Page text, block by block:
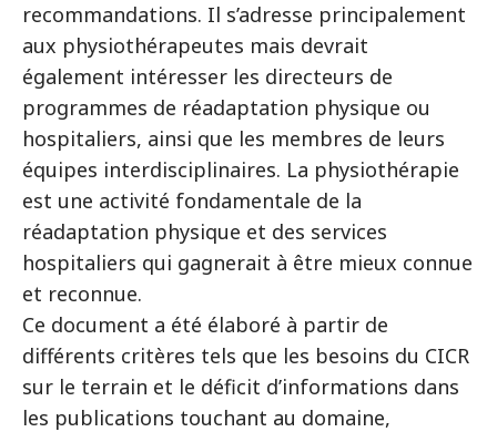
recommandations. Il s’adresse principalement
aux physiothérapeutes mais devrait
également intéresser les directeurs de
programmes de réadaptation physique ou
hospitaliers, ainsi que les membres de leurs
équipes interdisciplinaires. La physiothérapie
est une activité fondamentale de la
réadaptation physique et des services
hospitaliers qui gagnerait à être mieux connue
et reconnue.
Ce document a été élaboré à partir de
différents critères tels que les besoins du CICR
sur le terrain et le déficit d’informations dans
les publications touchant au domaine,